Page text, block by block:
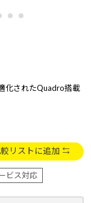
化されたQuadro搭載
較リストに追加
ビス対応